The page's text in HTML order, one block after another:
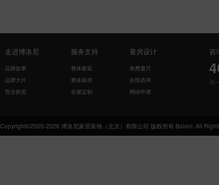
走进博洛尼
品牌故事
品牌大片
营业执照
服务支持
整体家装
整体厨房
全屋定制
量房设计
免费量尺
在线咨询
网络申请
咨
周
Copyright©2005-2026 博洛尼家居装饰（北京）有限公司 版权所有 Boloni. All